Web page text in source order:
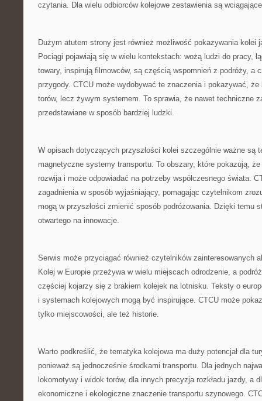
czytania. Dla wielu odbiorców kolejowe zestawienia są
Dużym atutem strony jest również możliwość pokazywania kolei
Pociągi pojawiają się w wielu kontekstach: wożą ludzi do pracy,
towary, inspirują filmowców, są częścią wspomnień z podróży, a
przygody. CTCU może wydobywać te znaczenia i pokazywać,
torów, lecz żywym systemem. To sprawia, że nawet techniczne
przedstawiane w sposób bardziej ludzki.
W opisach dotyczących przyszłości kolei szczególnie ważne są
magnetyczne systemy transportu. To obszary, które pokazują,
rozwija i może odpowiadać na potrzeby współczesnego świata.
zagadnienia w sposób wyjaśniający, pomagając czytelnikom
mogą w przyszłości zmienić sposób podróżowania. Dzięki temu
otwartego na innowacje.
Serwis może przyciągać również czytelników zainteresowanych
Kolej w Europie przeżywa w wielu miejscach odrodzenie, a
częściej kojarzy się z brakiem kolejek na lotnisku. Teksty o
i systemach kolejowych mogą być inspirujące. CTCU może
tylko miejscowości, ale też historie.
Warto podkreślić, że tematyka kolejowa ma duży potencjał dla
ponieważ są jednocześnie środkami transportu. Dla jednych
lokomotywy i widok torów, dla innych precyzja rozkładu jazdy, a
ekonomiczne i ekologiczne znaczenie transportu szynowego.